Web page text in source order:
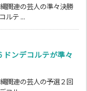
関連の芸人の準々決勝
ルテ ...
ドンデコルテが準々
関連の芸人の予選２回